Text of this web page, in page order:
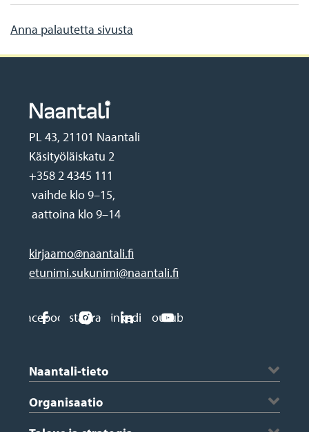
Anna palautetta sivusta
PL 43, 21101 Naantali
Käsityöläiskatu 2
+358 2 4345 111
vaihde klo 9–15,
aattoina klo 9–14
kirjaamo@naantali.fi
etunimi.sukunimi@naantali.fi
Naantali-tieto
Historia ja vaakuna
Kartta
Organisaatio
Kaupungin johto
Social
FacebookInstagramLinkedin Youtube